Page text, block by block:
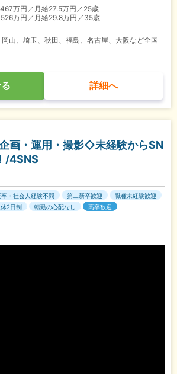
467万円／月給27.5万円／25歳
526万円／月給29.8万円／35歳
山、埼玉、秋田、福島、名古屋、大阪など全国
詳細へ
企画・運用・撮影◇未経験からSN
/4SNS
卒・社会人経験不問 第二新卒歓迎
職種未経験歓迎
2日制 転勤の心配なし 高卒歓迎